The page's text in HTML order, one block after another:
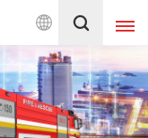
года Русский